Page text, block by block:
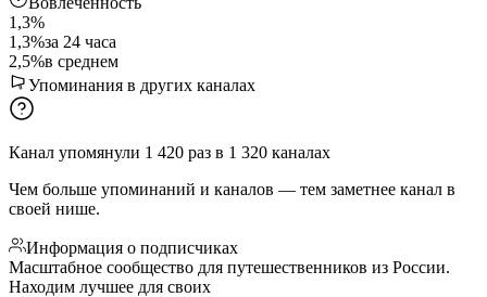
1,3%
1,3%за 24 часа
2,5%в среднем
Упоминания в других каналах
Канал упомянули 1 420 раз в 1 320 каналах
Чем больше упоминаний и каналов — тем заметнее канал в
своей нише.
Информация о подписчиках
Масштабное сообщество для путешественников из России.
Находим лучшее для своих